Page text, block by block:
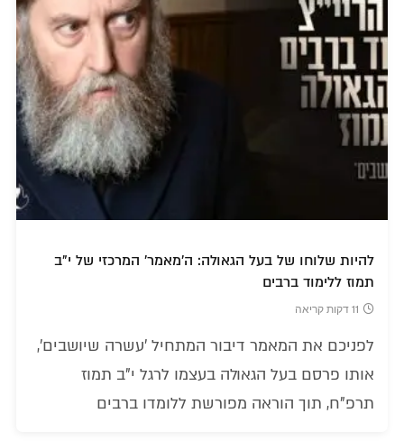
להיות שלוחו של בעל הגאולה: ה'מאמר' המרכזי של י"ב
תמוז ללימוד ברבים
11 דקות קריאה
לפניכם את המאמר דיבור המתחיל 'עשרה שיושבים',
אותו פרסם בעל הגאולה בעצמו לרגל י"ב תמוז
תרפ"ח, תוך הוראה מפורשת ללומדו ברבים